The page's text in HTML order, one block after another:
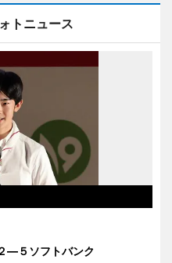
トニュース
―５ソフトバンク